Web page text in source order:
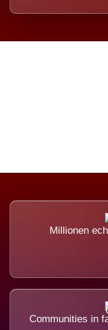
Millionen
Communities in